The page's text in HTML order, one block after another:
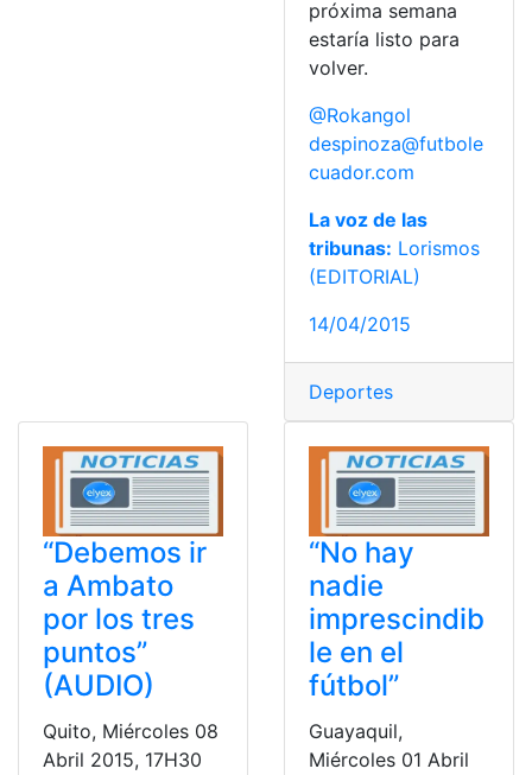
próxima semana
estaría listo para
volver.
@Rokangol
despinoza@futbole
cuador.com
La voz de las
tribunas: Lorismos
(EDITORIAL)
14/04/2015
Deportes
“Debemos ir
a Ambato
por los tres
puntos”
(AUDIO)
Quito, Miércoles 08
Abril 2015, 17H30
“No hay
nadie
imprescindib
le en el
fútbol”
Guayaquil,
Miércoles 01 Abril